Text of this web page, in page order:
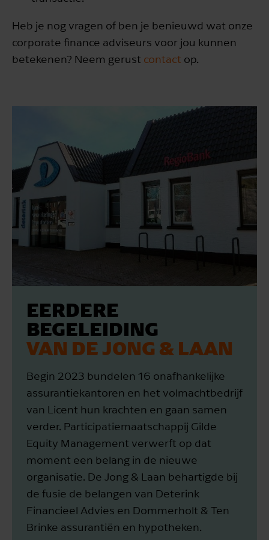
Heb je nog vragen of ben je benieuwd wat onze
corporate finance adviseurs voor jou kunnen
betekenen? Neem gerust contact op.
EERDERE
BEGELEIDING
VAN DE JONG & LAAN
Begin 2023 bundelen 16 onafhankelijke
assurantiekantoren en het volmachtbedrijf
van Licent hun krachten en gaan samen
verder. Participatiemaatschappij Gilde
Equity Management verwerft op dat
moment een belang in de nieuwe
organisatie. De Jong & Laan behartigde bij
de fusie de belangen van Deterink
Financieel Advies en Dommerholt & Ten
Brinke assurantiën en hypotheken.